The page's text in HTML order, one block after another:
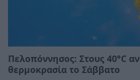
Πελοπόννησος: Στους 40°C
θερμοκρασία το Σάββατο